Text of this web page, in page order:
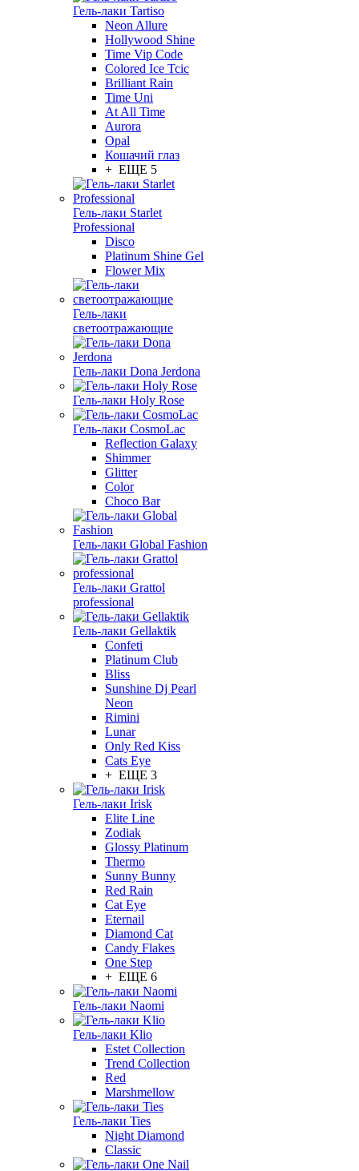
Гель-лаки Tartiso
Neon Allure
Hollywood Shine
Time Vip Code
Colored Ice Tcic
Brilliant Rain
Time Uni
At All Time
Aurora
Opal
Кошачий глаз
+ ЕЩЕ 5
Гель-лаки Starlet
Professional
Disco
Platinum Shine Gel
Flower Mix
Гель-лаки
светоотражающие
Гель-лаки Dona Jerdona
Гель-лаки Holy Rose
Гель-лаки CosmoLac
Reflection Galaxy
Shimmer
Glitter
Color
Choco Bar
Гель-лаки Global Fashion
Гель-лаки Grattol
professional
Гель-лаки Gellaktik
Confeti
Platinum Club
Bliss
Sunshine Dj Pearl
Neon
Rimini
Lunar
Only Red Kiss
Cats Eye
+ ЕЩЕ 3
Гель-лаки Irisk
Elite Line
Zodiak
Glossy Platinum
Thermo
Sunny Bunny
Red Rain
Cat Eye
Eternail
Diamond Cat
Candy Flakes
One Step
+ ЕЩЕ 6
Гель-лаки Naomi
Гель-лаки Klio
Estet Collection
Trend Collection
Red
Marshmellow
Гель-лаки Ties
Night Diamond
Classic